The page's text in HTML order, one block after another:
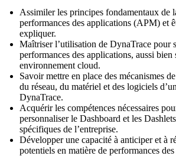
Assimiler les principes fondamentaux de
performances des applications (APM) et
expliquer.
Maîtriser l’utilisation de DynaTrace pour
performances des applications, aussi bien
environnement cloud.
Savoir mettre en place des mécanismes
du réseau, du matériel et des logiciels
DynaTrace.
Acquérir les compétences nécessaires
personnaliser le Dashboard et les
spécifiques de l’entreprise.
Développer une capacité à anticiper et à
potentiels en matière de performances